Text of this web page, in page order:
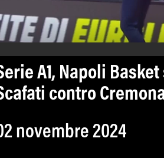
A1, Napoli
contro
novembre 2024